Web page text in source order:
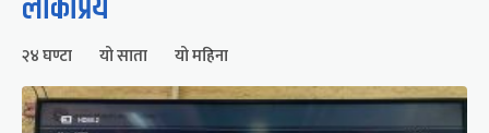
२४ घण्टा यो साता यो महिना